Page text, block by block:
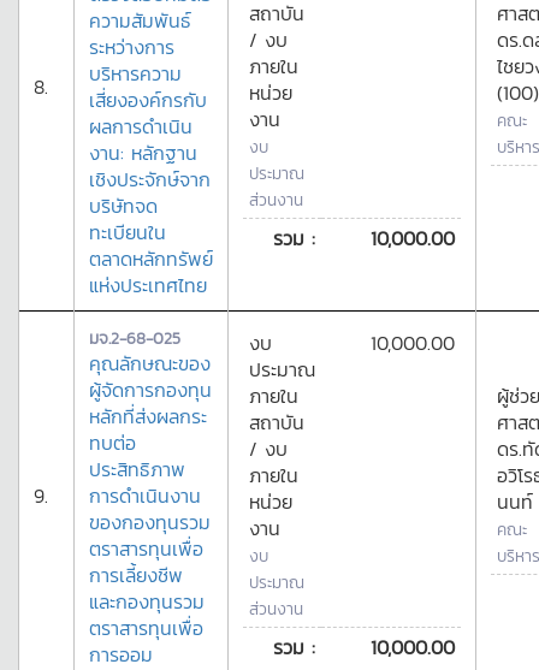
8.
ความสัมพันธ์
ระหว่างการ
บริหารความ
เสี่ยงองค์กรกับ
ผลการดำเนิน
งาน: หลักฐาน
เชิงประจักษ์จาก
บริษัทจด
ทะเบียนใน
ตลาดหลักทรัพย์
แห่งประเทศไทย
สถาบัน
/ งบ
ภายใน
หน่วย
งาน
งบ
ประมาณ
ส่วนงาน
รวม : 10,000.00
ศาส
ดร.ด
ไชย
(100)
คณะ
บริหา
9.
มจ.2-68-025
คุณลักษณะของ
ผู้จัดการกองทุน
หลักที่ส่งผลกระ
ทบต่อ
ประสิทธิภาพ
การดำเนินงาน
ของกองทุนรวม
ตราสารทุนเพื่อ
การเลี้ยงชีพ
และกองทุนรวม
ตราสารทุนเพื่อ
การออม
งบ
ประมาณ
ภายใน
สถาบัน
/ งบ
ภายใน
หน่วย
งาน
งบ
ประมาณ
ส่วนงาน
10,000.00
รวม : 10,000.00
ผู้ช่วย
ศาส
ดร.
อวิโ
นนท์
คณะ
บริหา